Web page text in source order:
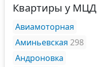
Квартиры у МЦД
Авиамоторная
Аминьевская 298
Андроновка